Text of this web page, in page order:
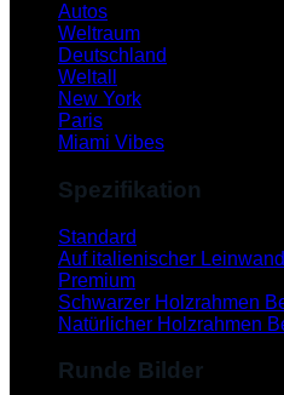
Autos
Weltraum
Deutschland
Weltall
New York
Paris
Miami Vibes
Spezifikation
Standard
Auf italienischer Leinwand
Premium
Schwarzer Holzrahmen
Natürlicher Holzrahmen
Runde Bilder